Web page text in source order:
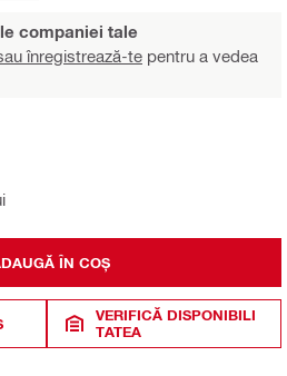
companiei tale
înregistrează-te pentru a vedea
ÎN COȘ
VERIFICĂ DISPONIBILI
TATEA